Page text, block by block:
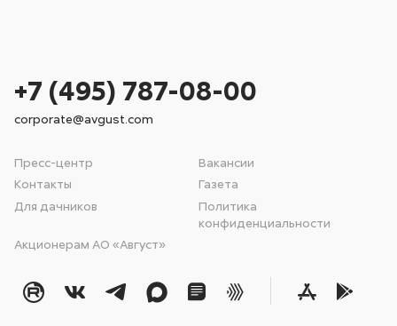
Пресс-центр
Вакансии
Контакты
Газета
Для дачников
Политика
конфиденциальности
Акционерам АО «Август»
+7 (495) 787-08-00
corporate@avgust.com